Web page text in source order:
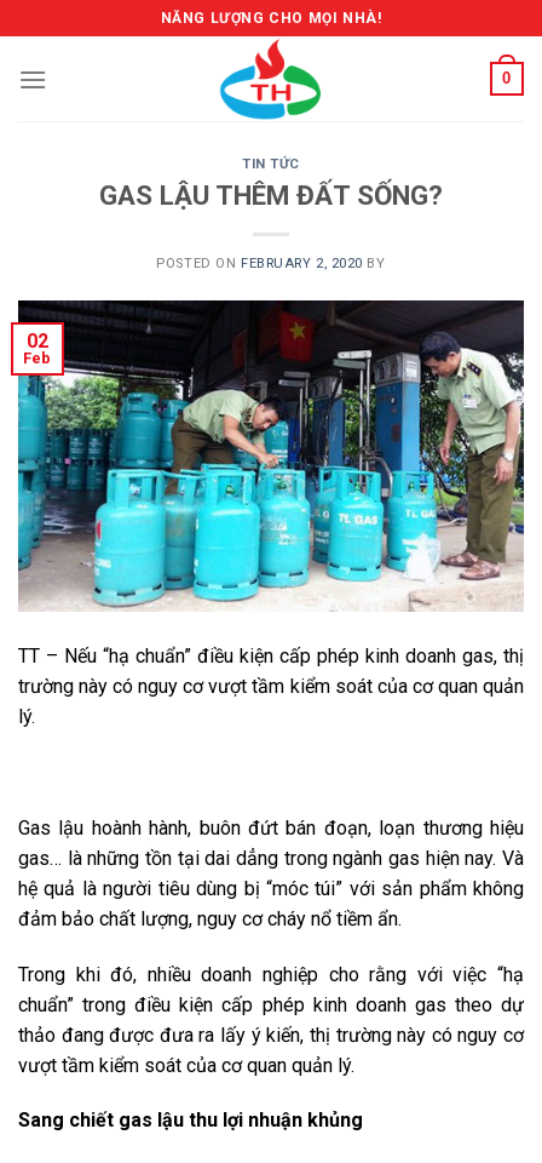
to
content
NĂNG LƯỢNG CHO MỌI NHÀ!
0
TIN TỨC
GAS LẬU THÊM ĐẤT SỐNG?
POSTED ON FEBRUARY 2, 2020 BY
02
Feb
TT – Nếu “hạ chuẩn” điều kiện cấp phép kinh doanh gas, thị
trường này có nguy cơ vượt tầm kiểm soát của cơ quan quản
lý.
Gas lậu hoành hành, buôn đứt bán đoạn, loạn thương hiệu
gas… là những tồn tại dai dẳng trong ngành gas hiện nay. Và
hệ quả là người tiêu dùng bị “móc túi” với sản phẩm không
đảm bảo chất lượng, nguy cơ cháy nổ tiềm ẩn.
Trong khi đó, nhiều doanh nghiệp cho rằng với việc “hạ
chuẩn” trong điều kiện cấp phép kinh doanh gas theo dự
thảo đang được đưa ra lấy ý kiến, thị trường này có nguy cơ
vượt tầm kiểm soát của cơ quan quản lý.
Sang chiết gas lậu thu lợi nhuận khủng